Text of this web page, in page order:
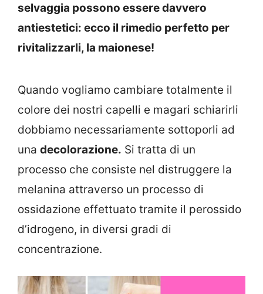
selvaggia possono essere davvero
antiestetici: ecco il rimedio perfetto per
rivitalizzarli, la maionese!
Quando vogliamo cambiare totalmente il
colore dei nostri capelli e magari schiarirli
dobbiamo necessariamente sottoporli ad
una decolorazione. Si tratta di un
processo che consiste nel distruggere la
melanina attraverso un processo di
ossidazione effettuato tramite il perossido
d’idrogeno, in diversi gradi di
concentrazione.